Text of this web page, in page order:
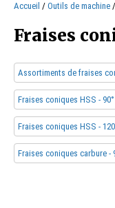
Accueil Outils de machine
Fraises
Assortiments de fraises
Fraises coniques HSS - 90°
Fraises coniques HSS -
Fraises coniques carbure -